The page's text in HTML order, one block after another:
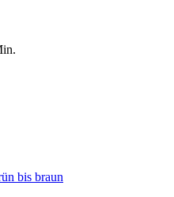
bis braun